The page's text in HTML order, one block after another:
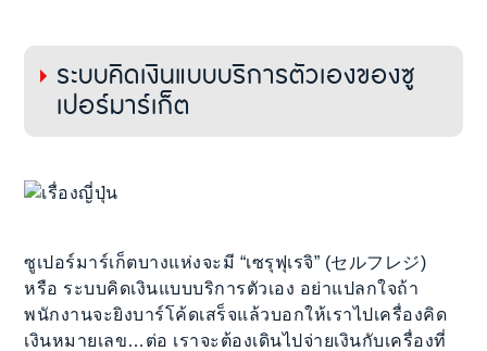
ระบบคิดเงินแบบบริการตัวเองของซู
เปอร์มาร์เก็ต
ซูเปอร์มาร์เก็ตบางแห่งจะมี “เซรุฟุเรจิ” (セルフレジ)
หรือ ระบบคิดเงินแบบบริการตัวเอง อย่าแปลกใจถ้า
พนักงานจะยิงบาร์โค้ดเสร็จแล้วบอกให้เราไปเครื่องคิด
เงินหมายเลข…ต่อ เราจะต้องเดินไปจ่ายเงินกับเครื่องที่